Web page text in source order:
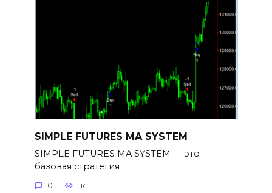
SIMPLE FUTURES MA SYSTEM
SIMPLE FUTURES MA SYSTEM — это
базовая стратегия
0 1к.